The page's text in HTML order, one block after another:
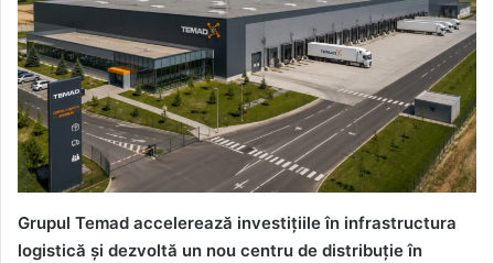
Grupul Temad accelerează investițiile în infrastructura
logistică și dezvoltă un nou centru de distribuție în